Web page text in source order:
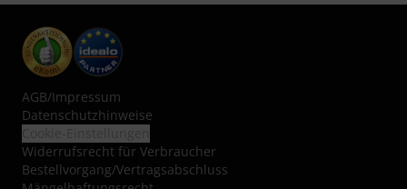
AGB/Impressum
Datenschutzhinweise
Widerrufsrecht für Verbraucher
Bestellvorgang/Vertragsabschluss